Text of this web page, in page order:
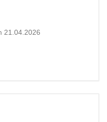
21.04.2026